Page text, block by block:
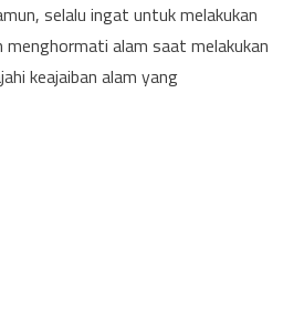
selalu ingat untuk melakukan
alam saat melakukan
keajaiban alam yang